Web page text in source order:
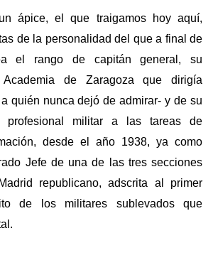
ápice, el que traigamos hoy aquí,
de la personalidad del que a final de
el rango de capitán general, su
de Zaragoza que dirigía
quién nunca dejó de admirar- y de su
profesional militar a las tareas de
desde el año 1938, ya como
Jefe de una de las tres secciones
republicano, adscrita al primer
de los militares sublevados que